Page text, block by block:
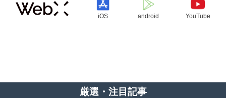
iOS android YouTube
厳選・注目記事